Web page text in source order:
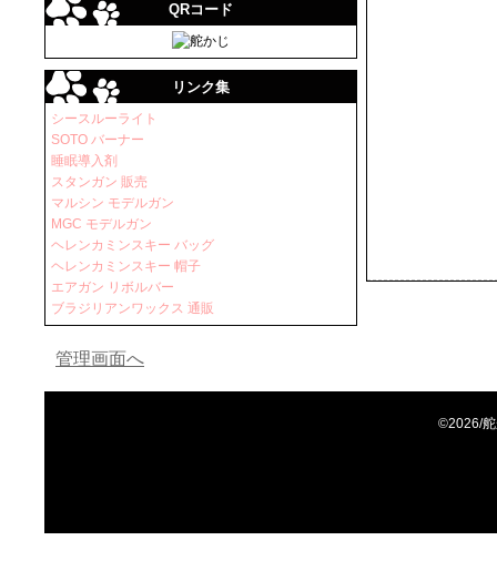
QRコード
リンク集
シースルーライト
SOTO バーナー
睡眠導入剤
スタンガン 販売
マルシン モデルガン
MGC モデルガン
ヘレンカミンスキー バッグ
ヘレンカミンスキー 帽子
エアガン リボルバー
ブラジリアンワックス 通販
管理画面へ
©2026/